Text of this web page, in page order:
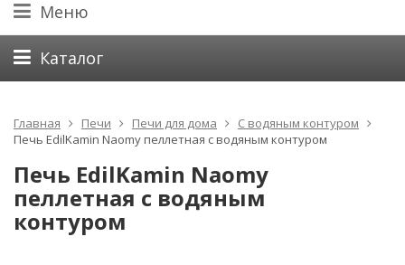
Меню
Каталог
Главная Печи Печи для дома
С водяным контуром
Печь EdilKamin Naomy пеллетная с водяным контуром
Печь EdilKamin Naomy
пеллетная с водяным
контуром